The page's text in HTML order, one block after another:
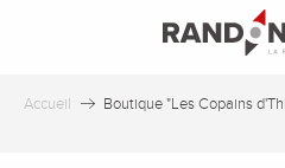
principal
Accueil Boutique "Les Copains